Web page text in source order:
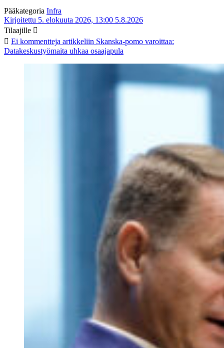
Pääkategoria Infra
Kirjoitettu 5. elokuuta 2026, 13:00 5.8.2026
Tilaajille
Ei kommentteja artikkeliin Skanska-pomo varoittaa:
Datakeskustyömaita uhkaa osaajapula